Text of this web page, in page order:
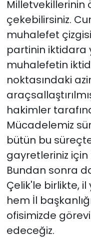
Milletvekillerinin
çekebilirsiniz.
muhalefet
partinin iktidara
muhalefetin
noktasındaki
hakimler
Mücadelemiz
bütün bu
gayretleriniz için
Bundan sonra
Çelik'le birlikte,
hem İl
ofisimizde
edeceğiz.